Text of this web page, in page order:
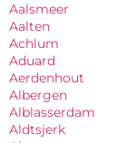
Aalsmeer
Aalten
Achlum
Aduard
Aerdenhout
Albergen
Alblasserdam
Aldtsjerk